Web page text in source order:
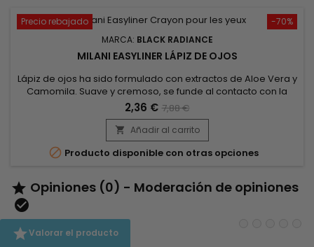
-70%
Precio rebajado
MARCA: BLACK RADIANCE
MILANI EASYLINER LÁPIZ DE OJOS
Lápiz de ojos ha sido formulado con extractos de Aloe Vera y
Camomila. Suave y cremoso, se funde al contacto con la
piel, proporcionando un trazo intenso. Cubriente y resistente
al agua, acentúa la intensidad de los ojos para ayudar a
obtener resultados profesionales en el contorno de los ojos.
Seguro para ojos sensibles.
2,36 € 7,88 €
 Añadir al carrito
 Producto disponible con otras opciones
 Opiniones (0) - Moderación de opiniones

Valorar el producto